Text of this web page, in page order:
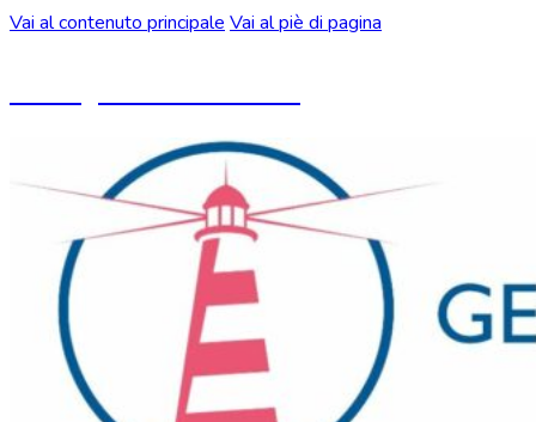
Vai al contenuto principale Vai al piè di pagina